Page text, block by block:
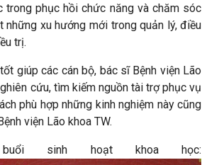
trong phục hồi chức năng và chăm sóc
những xu hướng mới trong quản lý, điều
trị.
giúp các cán bộ, bác sĩ Bệnh viện Lão
cứu, tìm kiếm nguồn tài trợ phục vụ
phù hợp những kinh nghiệm này cũng
viện Lão khoa TW.
sinh hoạt khoa học: